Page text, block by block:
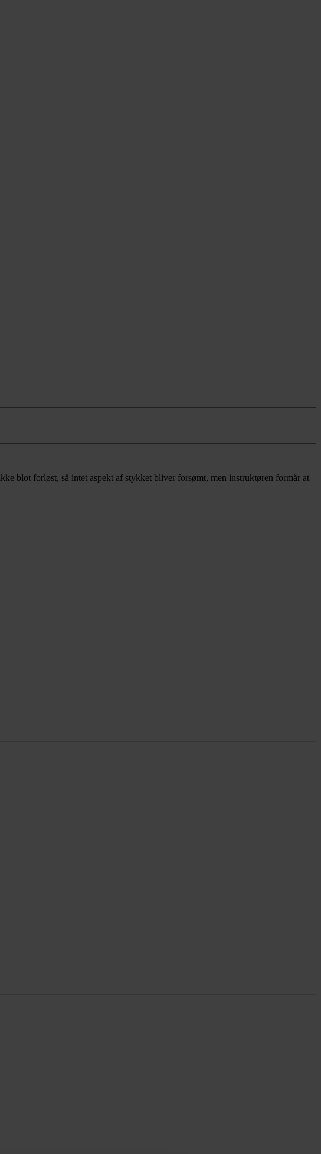
blot forløst, så intet aspekt af stykket bliver forsømt, men instruktøren formår at